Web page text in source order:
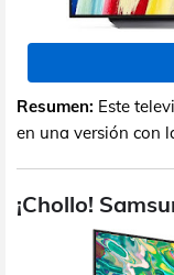
Resumen: Este
en una versión con
¡Chollo!